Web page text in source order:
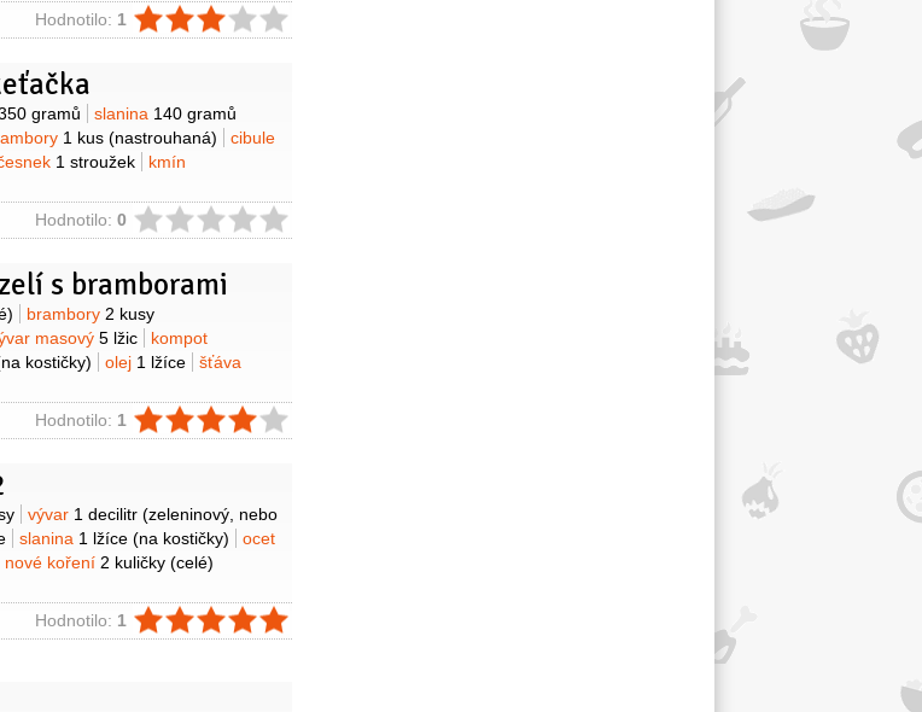
Hodnotilo: 1
gramů slanina 140 gramů
1 kus (nastrouhaná)
cibule
1 stroužek kmín
Hodnotilo: 0
s bramborami
brambory 2 kusy
masový 5 lžic
kompot
kostičky) olej 1 lžíce
šťáva
Hodnotilo: 1
vývar 1 decilitr (zeleninový, nebo
slanina 1 lžíce (na kostičky)
ocet
nové koření 2 kuličky (celé)
Hodnotilo: 1